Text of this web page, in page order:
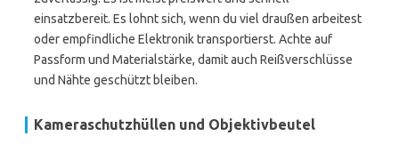
einsatzbereit. Es lohnt sich, wenn du viel draußen arbeitest
oder empfindliche Elektronik transportierst. Achte auf
Passform und Materialstärke, damit auch Reißverschlüsse
und Nähte geschützt bleiben.
Kameraschutzhüllen und Objektivbeutel